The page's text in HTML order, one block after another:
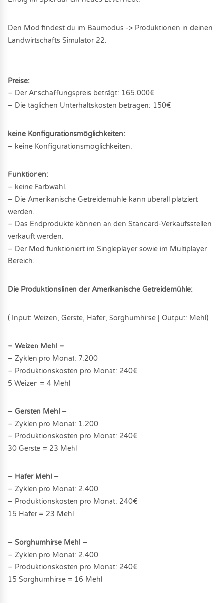
Den Mod findest du im Baumodus -> Produktionen in deinen
Landwirtschafts Simulator 22.
Preise:
– Der Anschaffungspreis beträgt: 165.000€
– Die täglichen Unterhaltskosten betragen: 150€
keine Konfigurationsmöglichkeiten:
– keine Konfigurationsmöglichkeiten.
Funktionen:
– keine Farbwahl.
– Die Amerikanische Getreidemühle kann überall platziert
werden.
– Das Endprodukte können an den Standard-Verkaufsstellen
verkauft werden.
– Der Mod funktioniert im Singleplayer sowie im Multiplayer
Bereich.
Die Produktionslinen der Amerikanische Getreidemühle:
( Input: Weizen, Gerste, Hafer, Sorghumhirse | Output: Mehl)
– Weizen Mehl –
– Zyklen pro Monat: 7.200
– Produktionskosten pro Monat: 240€
5 Weizen = 4 Mehl
– Gersten Mehl –
– Zyklen pro Monat: 1.200
– Produktionskosten pro Monat: 240€
30 Gerste = 23 Mehl
– Hafer Mehl –
– Zyklen pro Monat: 2.400
– Produktionskosten pro Monat: 240€
15 Hafer = 23 Mehl
– Sorghumhirse Mehl –
– Zyklen pro Monat: 2.400
– Produktionskosten pro Monat: 240€
15 Sorghumhirse = 16 Mehl